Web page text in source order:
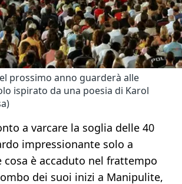
prossimo anno guarderà alle
ispirato da una poesia di Karol
a varcare la soglia delle 40
impressionante solo a
cosa è accaduto nel frattempo
dei suoi inizi a Manipulite,